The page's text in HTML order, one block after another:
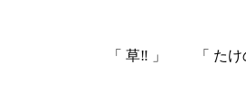
「 草‼ 」 「 たけ